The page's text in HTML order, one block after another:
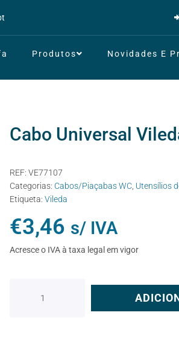
Produtos Novidades E
Cabo Universal
REF: VE77107
Categorias: Cabos/Piaçabas WC Utensílios
Etiqueta: Vileda
€3,46 s/ IVA
Acresce o IVA à taxa legal em vigor